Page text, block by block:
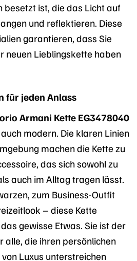
besetzt ist, die das Licht auf
und reflektieren. Diese
garantieren, dass Sie
neuen Lieblingskette haben
für jeden Anlass
Armani Kette EG3478040
modern. Die klaren Linien
machen die Kette zu
das sich sowohl zu
auch im Alltag tragen lässt.
zum Business-Outfit
– diese Kette
gewisse Etwas. Sie ist der
alle, die ihren persönlichen
Luxus unterstreichen